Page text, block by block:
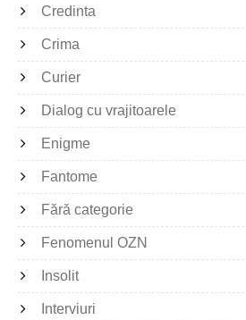
Credinta
Crima
Curier
Dialog cu vrajitoarele
Enigme
Fantome
Fără categorie
Fenomenul OZN
Insolit
Interviuri